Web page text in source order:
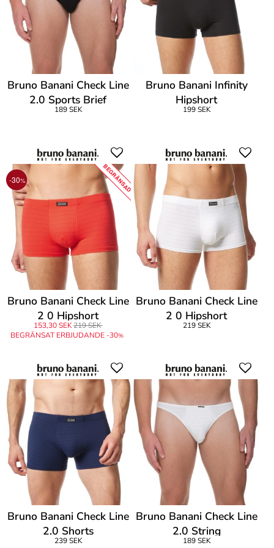
Bruno Banani Check Line
2.0 Sports Brief
189 SEK
Bruno Banani Infinity
Hipshort
199 SEK
-30% BEGRÄNSAD
Bruno Banani Check Line
2 0 Hipshort
153,30 SEK219 SEK
BEGRÄNSAT ERBJUDANDE -30%
Bruno Banani Check Line
2 0 Hipshort
219 SEK
Bruno Banani Check Line
2.0 Shorts
239 SEK
Bruno Banani Check Line
2.0 String
189 SEK